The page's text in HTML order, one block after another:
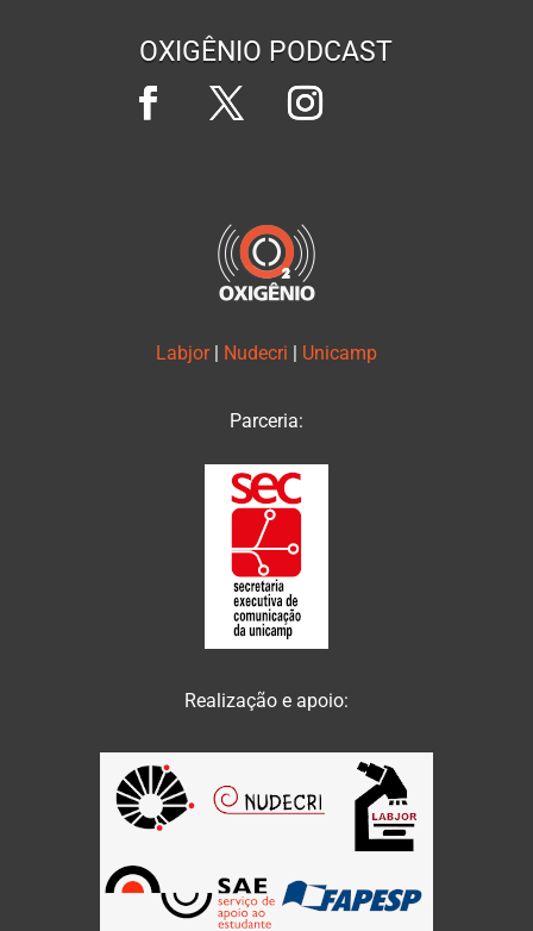
OXIGÊNIO PODCAST
Labjor | Nudecri | Unicamp
Parceria:
Realização e apoio: